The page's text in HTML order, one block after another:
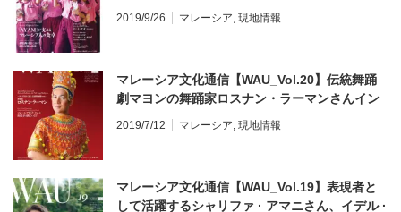
る旅プラン
2019/9/26 マレーシア, 現地情報
マレーシア文化通信【WAU_Vol.20】伝統舞踊
劇マヨンの舞踊家ロスナン・ラーマンさんイン
タビュー、ラマダンとハリラヤ、クエと和菓子
2019/7/12 マレーシア, 現地情報
マレーシア文化通信【WAU_Vol.19】表現者と
して活躍するシャリファ · アマニさん、イデル ·